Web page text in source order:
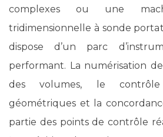
complexes ou une
tridimensionnelle à sonde
dispose d’un parc
performant. La numérisation
des volumes, le
géométriques et la
partie des points de contrôle